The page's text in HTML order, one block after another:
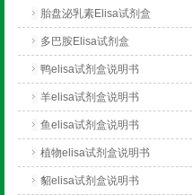
胎盘泌乳素Elisa试剂盒
多巴胺Elisa试剂盒
鸭elisa试剂盒说明书
羊elisa试剂盒说明书
鱼elisa试剂盒说明书
植物elisa试剂盒说明书
貂elisa试剂盒说明书